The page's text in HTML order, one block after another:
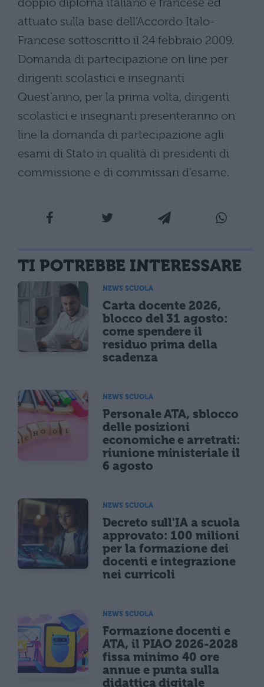
attuato sulla base dell’Accordo Italo-
Francese sottoscritto il 24 febbraio 2009.
Domanda di partecipazione on line per
dirigenti scolastici e insegnanti
Quest’anno, per la prima volta, dirigenti
scolastici e insegnanti presenteranno on
line la domanda di partecipazione agli
esami di Stato in qualità di presidenti di
commissione e di commissari d’esame.
TI POTREBBE INTERESSARE
NEWS SCUOLA
Carta docente 2026,
blocco del 31 agosto:
come spendere il
residuo prima della
scadenza
NEWS SCUOLA
Personale ATA, sblocco
delle posizioni
economiche e arretrati:
riunione ministeriale il
6 agosto
NEWS SCUOLA
Decreto sull'IA a scuola
approvato: 100 milioni
per la formazione dei
docenti e integrazione
nei curricoli
NEWS SCUOLA
Formazione docenti e
ATA, il PIAO 2026-2028
fissa minimo 40 ore
annue e punta sulla
didattica digitale